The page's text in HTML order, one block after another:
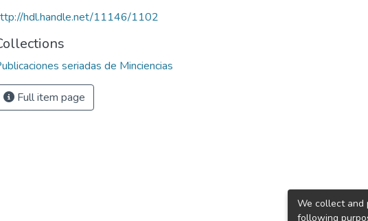
hdl.handle.net/11146/1102
seriadas de Minciencias
Full item page
We collect and
following